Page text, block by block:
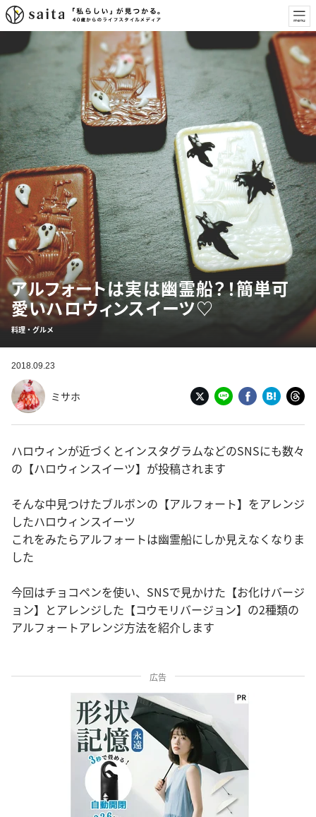
アルフォートは実は幽霊船？！簡単可
愛いハロウィンスイーツ♡
料理・グルメ
2018.09.23
ミサホ
ハロウィンが近づくとインスタグラムなどのSNSにも数々
の【ハロウィンスイーツ】が投稿されます
そんな中見つけたブルボンの【アルフォート】をアレンジ
したハロウィンスイーツ
これをみたらアルフォートは幽霊船にしか見えなくなりま
した
今回はチョコペンを使い、SNSで見かけた【お化けバージ
ョン】とアレンジした【コウモリバージョン】の2種類の
アルフォートアレンジ方法を紹介します
広告